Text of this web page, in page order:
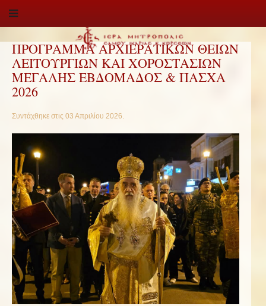
ΠΡΟΓΡΑΜΜΑ ΑΡΧΙΕΡΑΤΙΚΩΝ ΘΕΙΩΝ
ΛΕΙΤΟΥΡΓΙΩΝ ΚΑΙ ΧΟΡΟΣΤΑΣΙΩΝ
ΜΕΓΑΛΗΣ ΕΒΔΟΜΑΔΟΣ & ΠΑΣΧΑ
2026
Συντάχθηκε στις 03 Απριλίου 2026.